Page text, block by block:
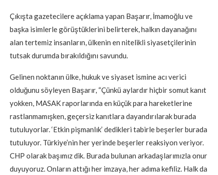
Çıkışta gazetecilere açıklama yapan Başarır, İmamoğlu ve
başka isimlerle görüştüklerini belirterek, halkın dayanağını
alan tertemiz insanların, ülkenin en nitelikli siyasetçilerinin
tutsak durumda bırakıldığını savundu.
Gelinen noktanın ülke, hukuk ve siyaset ismine acı verici
olduğunu söyleyen Başarır, “Çünkü aylardır hiçbir somut kanıt
yokken, MASAK raporlarında en küçük para hareketlerine
rastlanmamışken, geçersiz kanıtlara dayandırılarak burada
tutuluyorlar. ‘Etkin pişmanlık’ dedikleri tabirle beşerler burada
tutuluyor. Türkiye’nin her yerinde beşerler reaksiyon veriyor.
CHP olarak başımız dik. Burada bulunan arkadaşlarımızla onur
duyuyoruz. Onların attığı her imzaya, her adıma kefiliz. Halk da